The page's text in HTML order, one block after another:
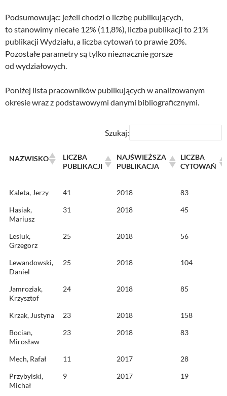
Podsumowując: jeżeli chodzi o liczbę publikujących,
to stanowimy niecałe 12% (11,8%), liczba publikacji to 21%
publikacji Wydziału, a liczba cytowań to prawie 20%.
Pozostałe parametry są tylko nieznacznie gorsze
od wydziałowych.
Poniżej lista pracowników publikujących w analizowanym
okresie wraz z podstawowymi danymi bibliograficznymi.
Szukaj:
NAZWISKO
LICZBA
PUBLIKACJI
NAJŚWIEŻSZA
PUBLIKACJA
LICZBA
CYTOWAŃ
NAZWISKO
LICZBA
PUBLIKACJI
NAJŚWIEŻSZA
PUBLIKACJA
LICZBA
CYTOWAŃ
Kaleta, Jerzy 41 2018
83
Hasiak,
Mariusz
31 2018 45
Lesiuk,
Grzegorz
25 2018 56
Lewandowski,
Daniel
25 2018 104
Jamroziak,
Krzysztof
24 2018 85
Krzak, Justyna 23 2018
158
Bocian,
Mirosław
23 2018 83
Mech, Rafał 11 2017
28
Przybylski,
Michał
9 2017 19